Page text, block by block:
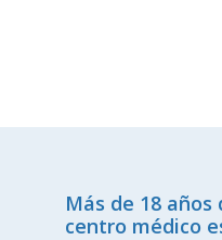
Más de 18
centro médico